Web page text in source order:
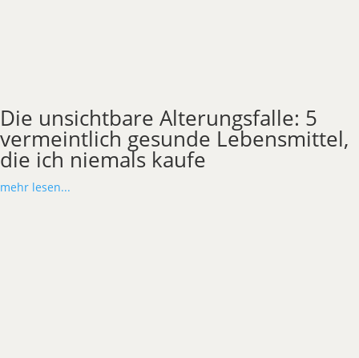
Die unsichtbare Alterungsfalle: 5
vermeintlich gesunde Lebensmittel,
die ich niemals kaufe
mehr lesen...